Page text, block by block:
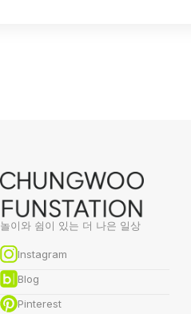
놀이와 쉼이 있는 더 나은 일상
Instagram
Blog
Pinterest